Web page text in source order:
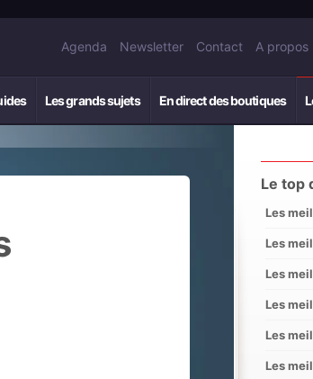
Agenda Newsletter Contact A propos
Les grands sujets En direct des boutiques
Le top
Les
Les
Les
Les
Les
Les